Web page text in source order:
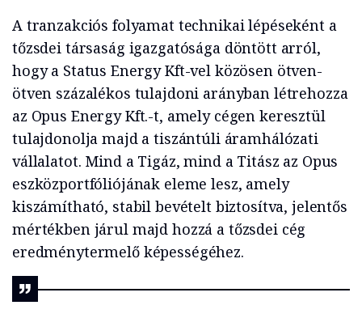
A tranzakciós folyamat technikai lépéseként a
tőzsdei társaság igazgatósága döntött arról,
hogy a Status Energy Kft-vel közösen ötven-
ötven százalékos tulajdoni arányban létrehozza
az Opus Energy Kft.-t, amely cégen keresztül
tulajdonolja majd a tiszántúli áramhálózati
vállalatot. Mind a Tigáz, mind a Titász az Opus
eszközportfóliójának eleme lesz, amely
kiszámítható, stabil bevételt biztosítva, jelentős
mértékben járul majd hozzá a tőzsdei cég
eredménytermelő képességéhez.